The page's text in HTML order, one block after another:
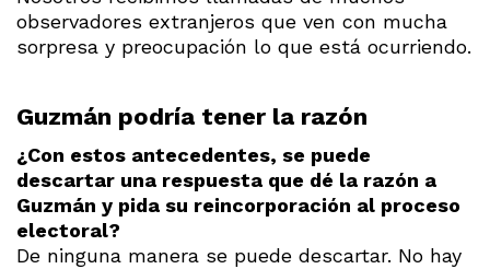
observadores extranjeros que ven con mucha
sorpresa y preocupación lo que está ocurriendo.
Guzmán podría tener la razón
¿Con estos antecedentes, se puede
descartar una respuesta que dé la razón a
Guzmán y pida su reincorporación al proceso
electoral?
De ninguna manera se puede descartar. No hay